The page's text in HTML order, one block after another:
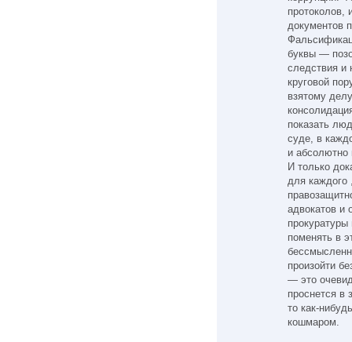
протоколов,
документов
буквы —
следствия и
круговой
взятому
показать
суде, в
и абсолютно
И только
для каждого
адвокатов и
поменять в
произойти
— это
проснется в
то как-
кошмаром.